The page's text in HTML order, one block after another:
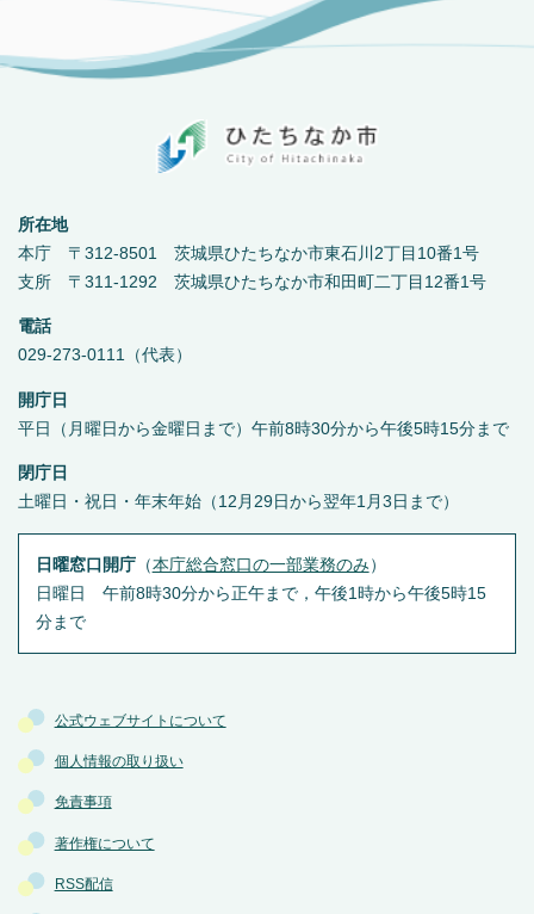
公式ウェブサイトについて
個人情報の取り扱い
免責事項
著作権について
RSS配信
所在地
本庁 〒312-8501 茨城県ひたちなか市東石川2丁目10番1号
支所 〒311-1292 茨城県ひたちなか市和田町二丁目12番1号
電話
029-273-0111（代表）
開庁日
平日（月曜日から金曜日まで）午前8時30分から午後5時15分まで
閉庁日
土曜日・祝日・年末年始（12月29日から翌年1月3日まで）
日曜窓口開庁（本庁総合窓口の一部業務のみ ）
日曜日 午前8時30分から正午まで，午後1時から午後5時15
分まで